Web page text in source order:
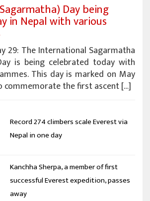
Day being
in Nepal with various
29: The International Sagarmatha
is being celebrated today with
This day is marked on May
commemorate the first ascent […]
Record 274 climbers scale Everest via
Nepal in one day
Kanchha Sherpa, a member of first
successful Everest expedition, passes
away